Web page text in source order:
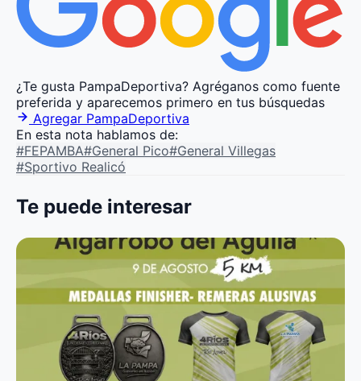
¿Te gusta PampaDeportiva? Agréganos como fuente
preferida y aparecemos primero en tus búsquedas
Agregar PampaDeportiva
En esta nota hablamos de:
#FEPAMBA#General Pico#General Villegas
#Sportivo Realicó
Te puede interesar